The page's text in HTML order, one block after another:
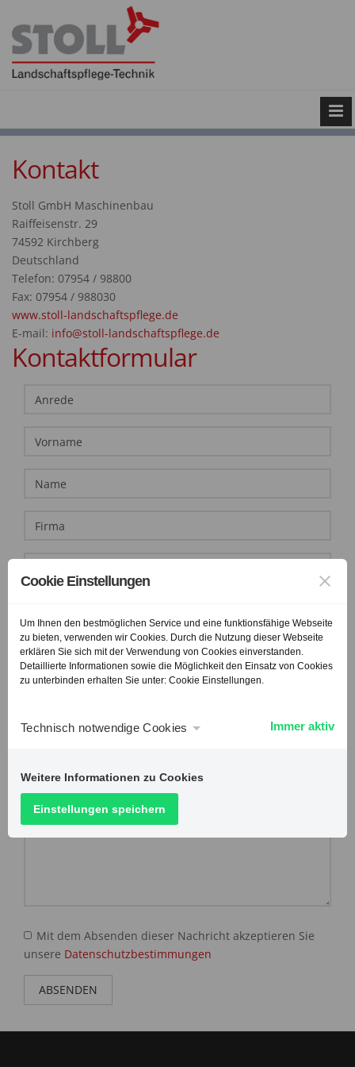
Kontakt
Stoll GmbH Maschinenbau
Raiffeisenstr. 29
74592 Kirchberg
Deutschland
Telefon: 07954 / 98800
Fax: 07954 / 988030
www.stoll-landschaftspflege.de
E-mail: info@stoll-landschaftspflege.de
Kontaktformular
Mit dem Absenden dieser Nachricht akzeptieren Sie
unsere Datenschutzbestimmungen
ABSENDEN
Cookie Einstellungen
Um Ihnen den bestmöglichen Service und eine funktionsfähige Webseite
zu bieten, verwenden wir Cookies. Durch die Nutzung dieser Webseite
erklären Sie sich mit der Verwendung von Cookies einverstanden.
Detaillierte Informationen sowie die Möglichkeit den Einsatz von Cookies
zu unterbinden erhalten Sie unter: Cookie Einstellungen.
Technisch notwendige Cookies Immer aktiv
Weitere Informationen zu Cookies
Einstellungen speichern